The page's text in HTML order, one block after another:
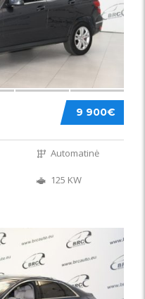
9 900€
Automatinė
125 KW